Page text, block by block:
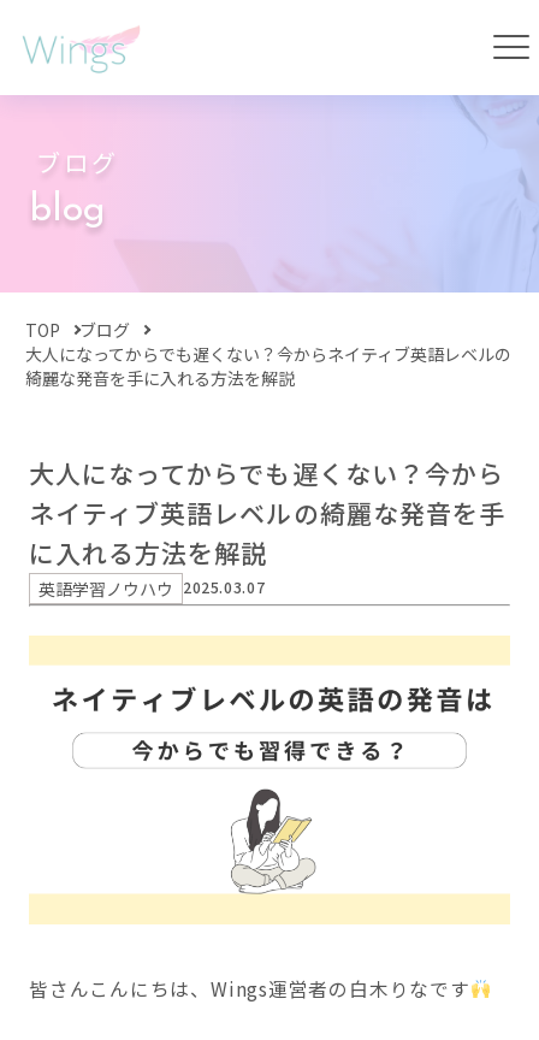
ブログ
blog
TOP
ブログ
大人になってからでも遅くない？今からネイティブ英語レベルの
綺麗な発音を手に入れる方法を解説
大人になってからでも遅くない？今から
ネイティブ英語レベルの綺麗な発音を手
に入れる方法を解説
英語学習ノウハウ 2025.03.07
皆さんこんにちは、Wings運営者の白木りなです